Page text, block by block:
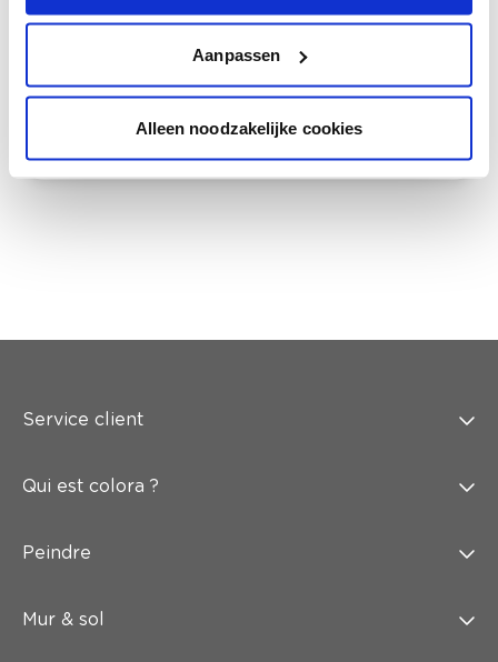
Aanpassen
Alleen noodzakelijke cookies
Obtenez un conseil couleur en fonction de
l'éclairage et de votre mobilier.
Service client
Qui est colora ?
Peindre
Mur & sol